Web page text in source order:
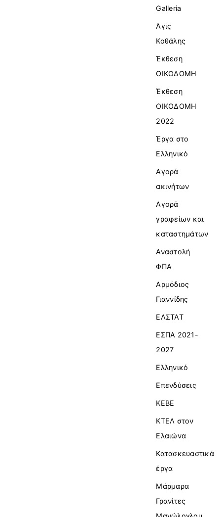
Galleria
Άγις
Κοθάλης
Έκθεση
ΟΙΚΟΔΟΜΗ
Έκθεση
ΟΙΚΟΔΟΜΗ
2022
Έργα στο
Ελληνικό
Αγορά
ακινήτων
Αγορά
γραφείων και
καταστημάτων
Αναστολή
ΦΠΑ
Αρμόδιος
Γιαννίδης
ΕΛΣΤΑΤ
ΕΣΠΑ 2021-
2027
Ελληνικό
Επενδύσεις
ΚΕΒΕ
ΚΤΕΛ στον
Ελαιώνα
Κατασκευαστικά
έργα
Μάρμαρα
Γρανίτες